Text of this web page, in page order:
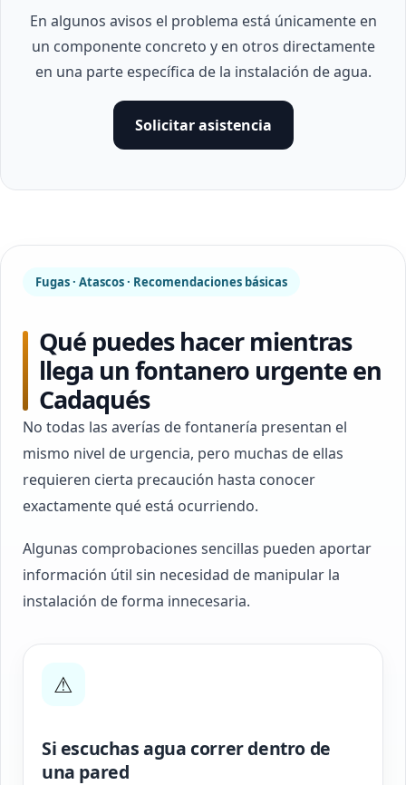
En algunos avisos el problema está únicamente en
un componente concreto y en otros directamente
en una parte específica de la instalación de agua.
Solicitar asistencia
Fugas · Atascos · Recomendaciones básicas
Qué puedes hacer mientras
llega un fontanero urgente en
Cadaqués
No todas las averías de fontanería presentan el
mismo nivel de urgencia, pero muchas de ellas
requieren cierta precaución hasta conocer
exactamente qué está ocurriendo.
Algunas comprobaciones sencillas pueden aportar
información útil sin necesidad de manipular la
instalación de forma innecesaria.
⚠
Si escuchas agua correr dentro de
una pared